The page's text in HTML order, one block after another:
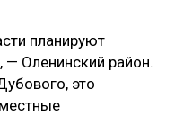
планируют
— Оленинский район.
это